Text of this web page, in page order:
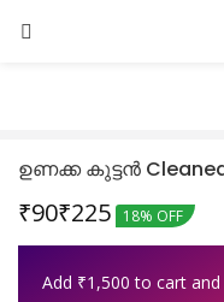
ഉണക്ക കുട്ടൻ
₹ ₹ 18% OFF
Add ₹1,500 to cart and